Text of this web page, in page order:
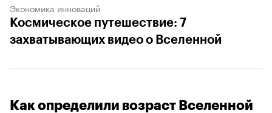
Экономика инноваций
Космическое путешествие: 7
захватывающих видео о Вселенной
Как определили возраст Вселенной